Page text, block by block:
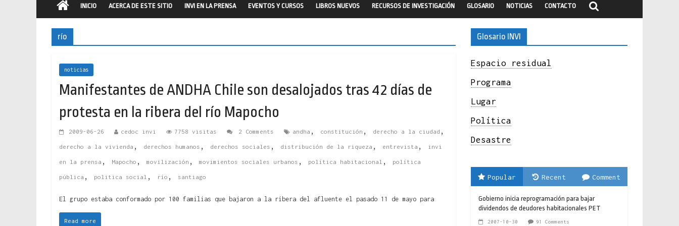
INICIO ACERCA DE ESTE SITIO INVI EN LA PRENSA EVENTOS Y CURSOS LIBROS NUEVOS RECURSOS DE INVESTIGACIÓN GLOSARIO NOTICIAS CONTACTO
río
noticias
Manifestantes de ANDHA Chile son desalojados tras 42 días de
protesta en la ribera del río Mapocho
2009-06-26 cedoc invi 7758 visitas 2 Comments andha , constitución , derecho a la ciudad ,
derecho a la vivienda , derechos humanos , derechos sociales , distribución de la riqueza , entrevista , invi
en la prensa , Mapocho , movilización , movimientos sociales urbanos , política habitacional , política
pública , politica social , río , santiago
El grupo estaba conformado por 100 familias que bajaron a la ribera del afluente el pasado 11 de mayo para
Read more
Glosario INVI
Espacio residual
Programa
Lugar
Política
Desastre
Popular Recent Comment
Gobierno inicia reprogramación para bajar
dividendos de deudores habitacionales PET
2007-10-30 91 Comments